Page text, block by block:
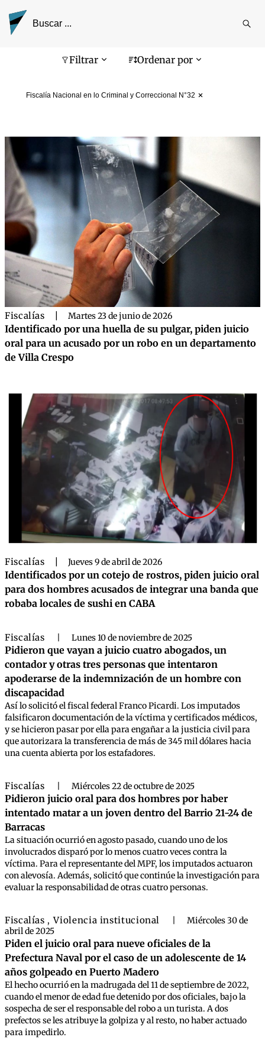
Filtrar Ordenar por
Fiscalía Nacional en lo Criminal y Correccional N°32
Pantalla de búsqueda
Fiscalías Martes 23 de junio de 2026
Identificado por una huella de su pulgar, piden juicio
oral para un acusado por un robo en un departamento
de Villa Crespo
Fiscalías Jueves 9 de abril de 2026
Identificados por un cotejo de rostros, piden juicio oral
para dos hombres acusados de integrar una banda que
robaba locales de sushi en CABA
Fiscalías Lunes 10 de noviembre de 2025
Pidieron que vayan a juicio cuatro abogados, un
contador y otras tres personas que intentaron
apoderarse de la indemnización de un hombre con
discapacidad
Así lo solicitó el fiscal federal Franco Picardi. Los imputados
falsificaron documentación de la víctima y certificados médicos,
y se hicieron pasar por ella para engañar a la justicia civil para
que autorizara la transferencia de más de 345 mil dólares hacia
una cuenta abierta por los estafadores.
Fiscalías Miércoles 22 de octubre de 2025
Pidieron juicio oral para dos hombres por haber
intentado matar a un joven dentro del Barrio 21-24 de
Barracas
La situación ocurrió en agosto pasado, cuando uno de los
involucrados disparó por lo menos cuatro veces contra la
víctima. Para el representante del MPF, los imputados actuaron
con alevosía. Además, solicitó que continúe la investigación para
evaluar la responsabilidad de otras cuatro personas.
Fiscalías , Violencia institucional
Miércoles 30 de
abril de 2025
Piden el juicio oral para nueve oficiales de la
Prefectura Naval por el caso de un adolescente de 14
años golpeado en Puerto Madero
El hecho ocurrió en la madrugada del 11 de septiembre de 2022,
cuando el menor de edad fue detenido por dos oficiales, bajo la
sospecha de ser el responsable del robo a un turista. A dos
prefectos se les atribuye la golpiza y al resto, no haber actuado
para impedirlo.